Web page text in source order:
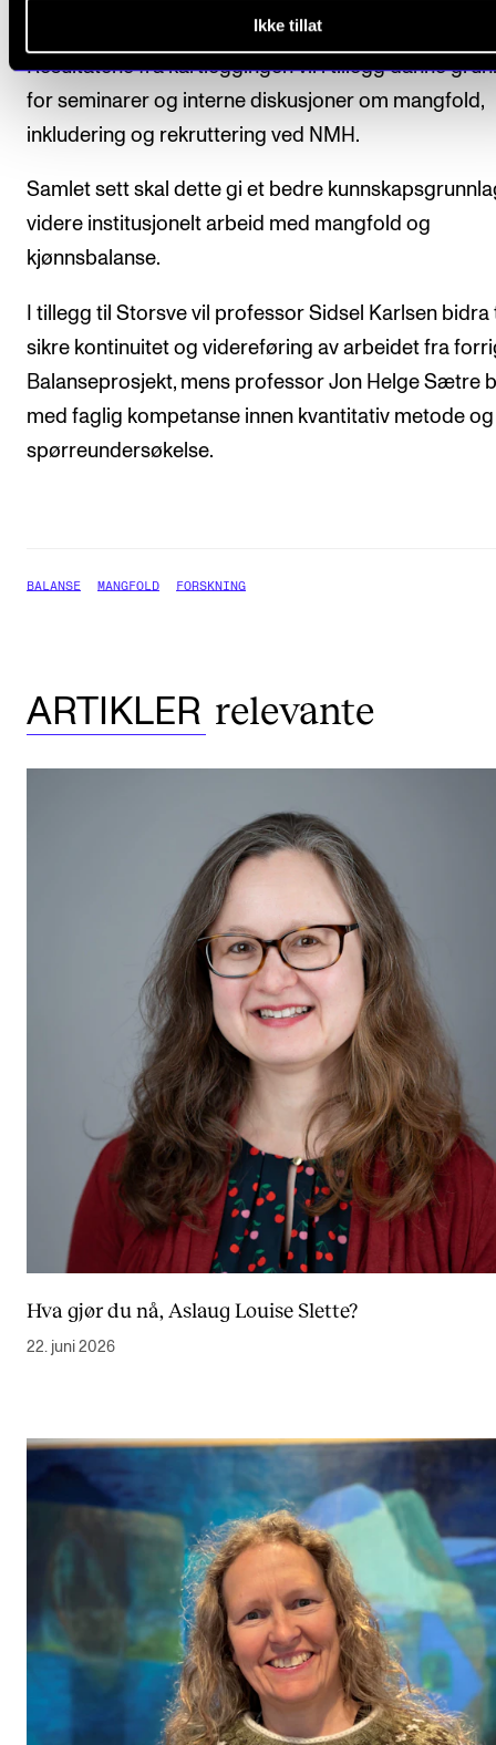
Ikke tillat
Resultatene fra kartleggingen vil i tillegg danne
for seminarer og interne diskusjoner om mangfold,
inkludering og rekruttering ved NMH.
Samlet sett skal dette gi et bedre
videre institusjonelt arbeid med mangfold og
kjønnsbalanse.
I tillegg til Storsve vil professor Sidsel Karlsen bidra
sikre kontinuitet og videreføring av arbeidet fra
Balanseprosjekt, mens professor Jon Helge Sætre
med faglig kompetanse innen kvantitativ metode og
spørreundersøkelse.
BALANSE MANGFOLD FORSKNING
ARTIKLER relevante
Hva gjør du nå, Aslaug Louise Slette?
22. juni 2026